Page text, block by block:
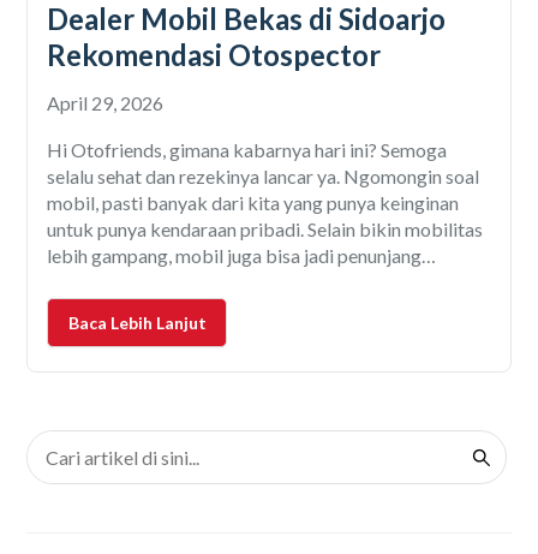
Dealer Mobil Bekas di Sidoarjo
Rekomendasi Otospector
April 29, 2026
Hi Otofriends, gimana kabarnya hari ini? Semoga
selalu sehat dan rezekinya lancar ya. Ngomongin soal
mobil, pasti banyak dari kita yang punya keinginan
untuk punya kendaraan pribadi. Selain bikin mobilitas
lebih gampang, mobil juga bisa jadi penunjang
yang tinggal di Sidoarjo dan sekitarnya, punya mobil
itu udah jadi
Baca Lebih Lanjut